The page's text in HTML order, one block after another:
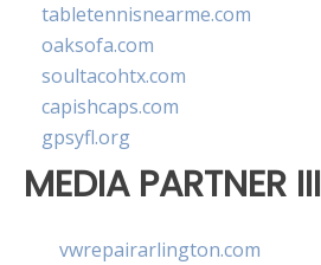
tabletennisnearme.com
oaksofa.com
soultacohtx.com
capishcaps.com
gpsyfl.org
MEDIA PARTNER III
vwrepairarlington.com